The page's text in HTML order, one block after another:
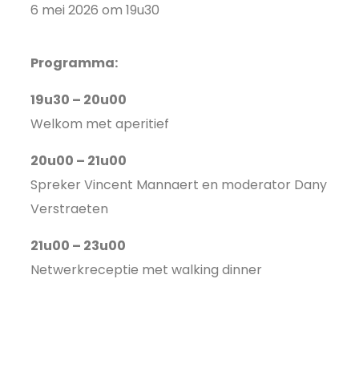
6 mei 2026 om 19u30
Programma:
19u30 – 20u00
Welkom met aperitief
20u00 – 21u00
Spreker Vincent Mannaert en moderator Dany
Verstraeten
21u00 – 23u00
Netwerkreceptie met walking dinner